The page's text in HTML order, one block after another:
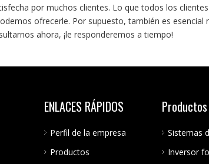
por muchos clientes. Lo que todos los
ofrecerle. Por supuesto, también es esencial
ahora, ¡le responderemos a tiempo!
ENLACES RÁPIDOS
Perfil de la empresa
Productos
Productos
Sistemas
Inversor